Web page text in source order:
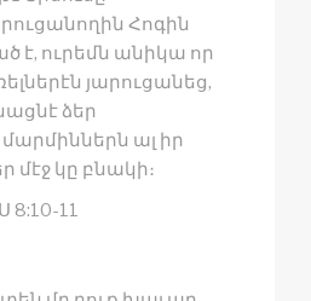
Հոգին
է, ուրեմն անիկա որ
յարուցանեց,
ձեր
ալ իր
մէջ կը բնակի։
11